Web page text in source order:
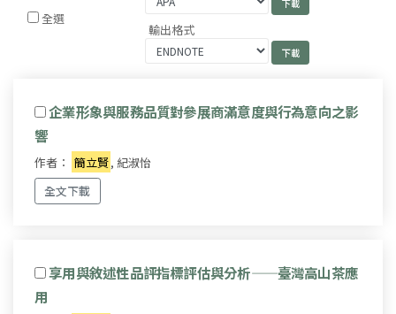
全選
輸出格式
企業形象與服務品質對參展商滿意度與行為意向之影
響
作者： 簡立賢, 紀淑怡
全文下載
享用與敘述性品評指標評估與分析——臺灣高山茶應
用